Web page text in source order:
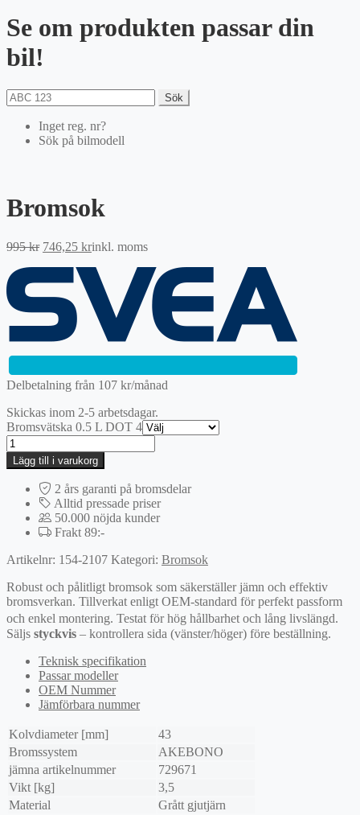
Se om produkten passar din
bil!
Sök
Inget reg. nr?
Sök på bilmodell
Bromsok
995kr Det
995 kr.
746,25 krDet
priset
är:
746,25 kr.
inkl. moms
Delbetalning från 107 kr/månad
Skickas inom 2-5 arbetsdagar.
Bromsvätska 0.5 L DOT 4
Bromsok
mängd
Lägg till i varukorg
2 års garanti på bromsdelar
Alltid pressade priser
50.000 nöjda kunder
Frakt 89:-
Artikelnr: 154-2107 Kategori: Bromsok
Robust och pålitligt bromsok som säkerställer jämn och effektiv
bromsverkan. Tillverkat enligt OEM-standard för perfekt passform
och enkel montering. Testat för hög hållbarhet och lång livslängd.
Säljs styckvis – kontrollera sida (vänster/höger) före beställning.
Teknisk specifikation
Passar modeller
OEM Nummer
Jämförbara nummer
Kolvdiameter [mm]
43
Bromssystem
AKEBONO
jämna artikelnummer
729671
Vikt [kg]
3,5
Material
Grått gjutjärn